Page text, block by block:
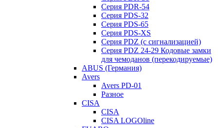
Серия PDR-54
Серия PDS-32
Серия PDS-65
Серия PDS-XS
Серия PDZ (с сигнализацией)
Серия PDZ 24-29 Кодовые замки
для чемоданов (перекодируемые)
ABUS (Германия)
Avers
Avers PD-01
Разное
CISA
CISA
CISA LOGOline